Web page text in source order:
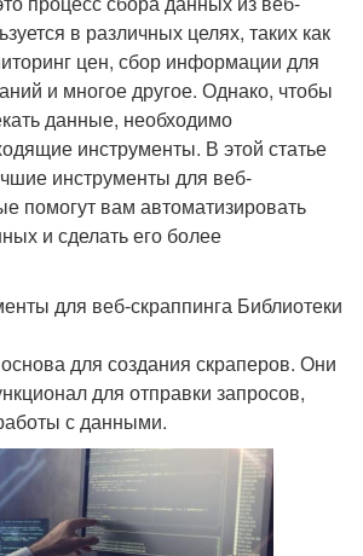
в различных целях, таких как
цен, сбор информации для
и многое другое. Однако, чтобы
данные, необходимо
инструменты. В этой статье
инструменты для веб-
помогут вам автоматизировать
и сделать его более
для веб-скраппинга Библиотеки
для создания скраперов. Они
для отправки запросов,
с данными.